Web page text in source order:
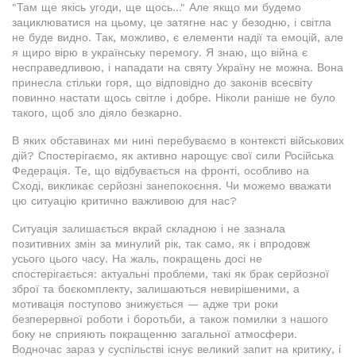
"Там ще якісь угоди, ще щось..." Але якщо ми будемо
зациклюватися на цьому, це затягне нас у безодню, і світла
не буде видно. Так, можливо, є елементи надії та емоцій, але
я щиро вірю в українську перемогу. Я знаю, що війна є
несправедливою, і нападати на святу Україну не можна. Вона
принесла стільки горя, що відповідно до законів всесвіту
повинно настати щось світле і добре. Ніколи раніше не було
такого, щоб зло діяло безкарно.
В яких обставинах ми нині перебуваємо в контексті військових
дій? Спостерігаємо, як активно нарощує свої сили Російська
Федерація. Те, що відбувається на фронті, особливо на
Сході, викликає серйозні занепокоєння. Чи можемо вважати
цю ситуацію критично важливою для нас?
Ситуація залишається вкрай складною і не зазнала
позитивних змін за минулий рік, так само, як і впродовж
усього цього часу. На жаль, покращень досі не
спостерігається: актуальні проблеми, такі як брак серйозної
зброї та боєкомплекту, залишаються невирішеними, а
мотивація поступово знижується — адже три роки
безперервної роботи і боротьби, а також помилки з нашого
боку не сприяють покращенню загальної атмосфери.
Водночас зараз у суспільстві існує великий запит на критику, і